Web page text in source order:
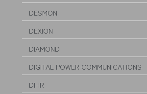
DESMON
DEXION
DIAMOND
DIGITAL POWER COMMUNICATIONS
DIHR